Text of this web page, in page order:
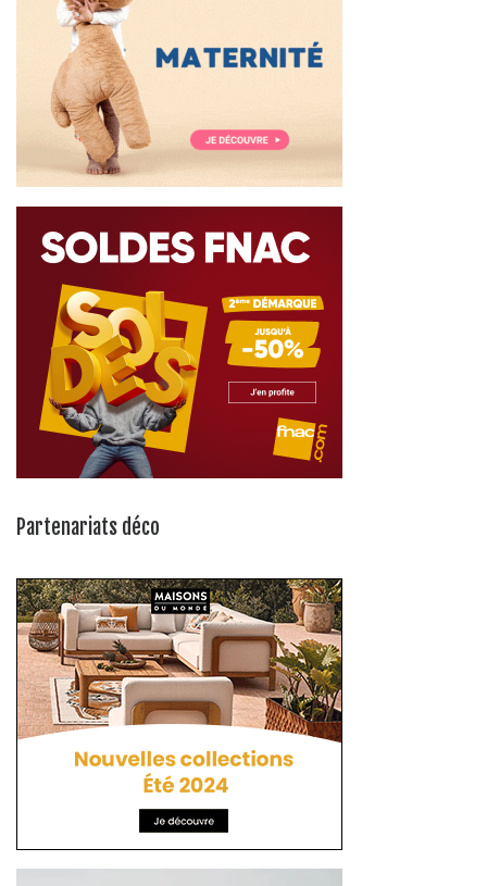
Partenariats déco